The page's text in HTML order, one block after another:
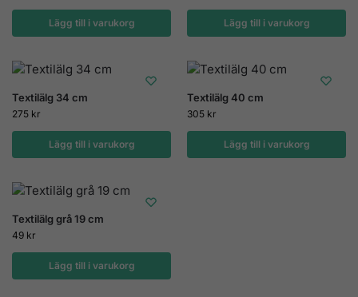
Lägg till i varukorg Lägg till i varukorg
Textilälg 34 cm
275 kr
Lägg till i varukorg
Textilälg 40 cm
305 kr
Lägg till i varukorg
Textilälg grå 19 cm
49 kr
Lägg till i varukorg